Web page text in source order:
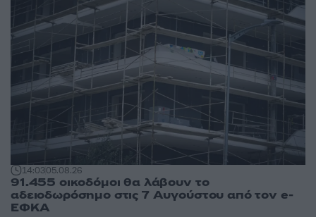
14:0305.08.26
91.455 οικοδόμοι θα λάβουν το
αδειοδωρόσημο στις 7 Αυγούστου από τον e-
ΕΦΚΑ